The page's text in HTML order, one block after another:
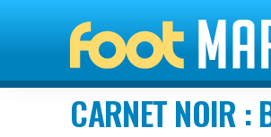
CARNET NOIR :